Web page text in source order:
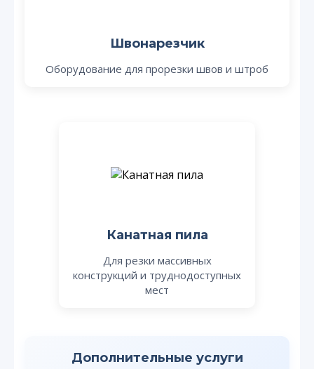
Швонарезчик
Оборудование для прорезки швов и штроб
Канатная пила
Для резки массивных
конструкций и труднодоступных
мест
Дополнительные услуги